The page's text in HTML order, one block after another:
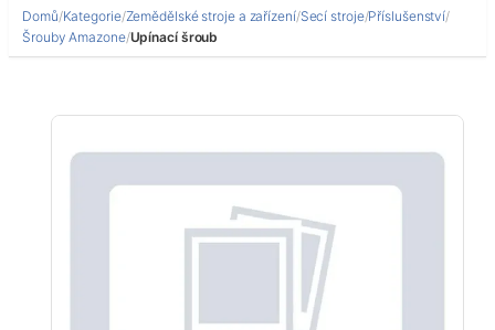
Domů/Kategorie/Zemědělské stroje a zařízení/Secí stroje/Příslušenství/
Šrouby Amazone/Upínací šroub